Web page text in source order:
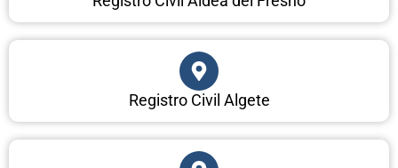
Registro Civil Algete